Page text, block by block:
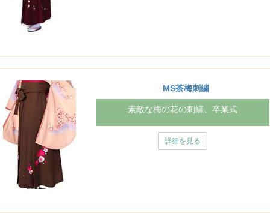
MS茶梅刺繍
素敵な梅の花の刺繍、卒業式
詳細を見る